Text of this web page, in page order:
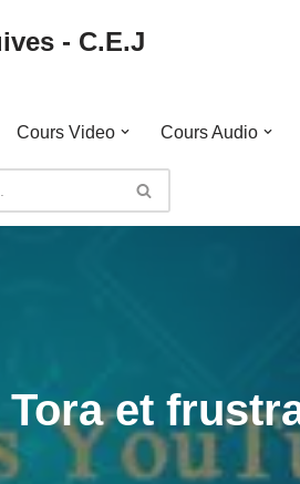
- C.E.J
Cours Video Cours Audio
et